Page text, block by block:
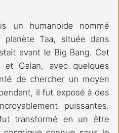
un humanoïde nommé
Taa, située dans
avant le Big Bang. Cet
Galan, avec quelques
de chercher un moyen
il fut exposé à des
puissantes.
transformé en un être